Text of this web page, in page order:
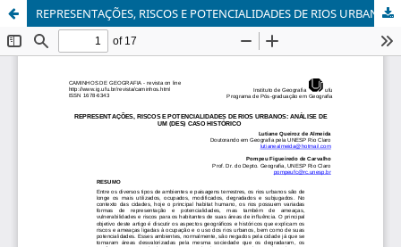
REPRESENTAÇÕES, RISCOS E POTENCIALIDADES DE RIOS URBANOS: ANÁLISE DE UM (DES)CASO HISTÓRICO